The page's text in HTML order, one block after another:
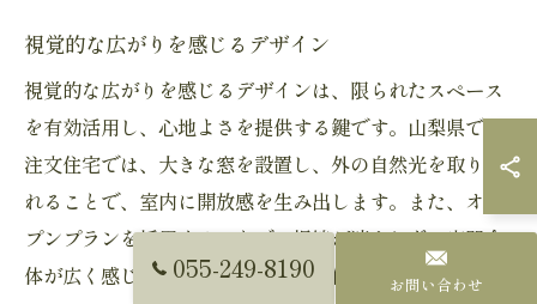
視覚的な広がりを感じるデザイン
視覚的な広がりを感じるデザインは、限られたスペース
を有効活用し、心地よさを提供する鍵です。山梨県での
注文住宅では、大きな窓を設置し、外の自然光を取り入
れることで、室内に開放感を生み出します。また、オー
プンプランを採用することで、視線が遮られず、空間全
体が広く感じられます。さらに、色使いや素材選びにこ
055-249-8190 お問い合わせ